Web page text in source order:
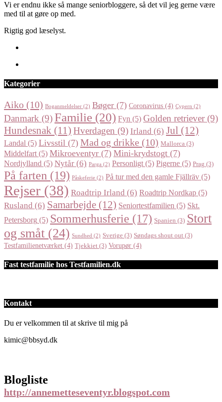
Vi er endnu ikke så mange seniorbloggere, så det vil jeg gerne være
med til at gøre op med.
Rigtig god læselyst.
Kategorier
Aiko (10) Boganmeldelser (2) Bøger (7) Coronavirus (4) Cypern (2)
Danmark (9)Familie (20) Fyn (5) Golden retriever (9)
Hundesnak (11) Hverdagen (9) Irland (6) Jul (12)
Landal (5) Livsstil (7) Mad og drikke (10) Mallorca (3)
Middelfart (5) Mikroeventyr (7) Mini-krydstogt (7)
Nordjylland (5) Nytår (6) Parga (2) Personligt (5) Pigerne (5) Prag (3)
På farten (19) Påskeferie (2) På tur med den gamle Fjällräv (5)
Rejser (38) Roadtrip Irland (6) Roadtrip Nordkap (5)
Rusland (6) Samarbejde (12) Seniortestfamilien (5) Skt.
Petersborg (5) Sommerhusferie (17) Spanien (3) Stort
og småt (24) Sundhed (2) Sverige (3) Søndags shout out (3)
Testfamilienetværket (4) Tjekkiet (3) Vorupør (4)
Fast testfamilie hos Testfamilien.dk
Kontakt
Du er velkommen til at skrive til mig på
kimic@bbsyd.dk
Blogliste
http://annemetteseventyr.blogspot.com